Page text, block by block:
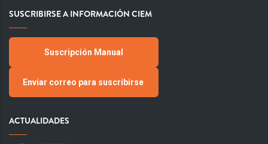
SUSCRIBIRSE A INFORMACIÓN CIEM
Suscripción Manual
Enviar correo para suscribirse
ACTUALIDADES